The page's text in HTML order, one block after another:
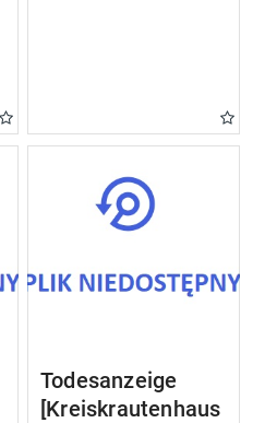
Todesanzeige
[Kreiskrautenhaus